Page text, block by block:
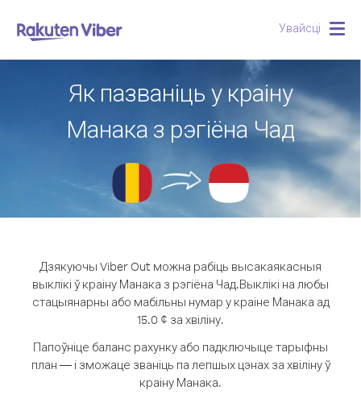
Увайсці
Як пазваніць у краіну
Манака з рэгіёна Чад
Дзякуючы Viber Out можна рабіць высакаякасныя
выклікі ў краіну Манака з рэгіёна Чад.Выклікі на любы
стацыянарны або мабільны нумар у краіне Манака ад
15.0 ¢ за хвіліну.
Папоўніце баланс рахунку або падключыце тарыфны
план — і зможаце званіць па лепшых цэнах за хвіліну ў
краіну Манака.